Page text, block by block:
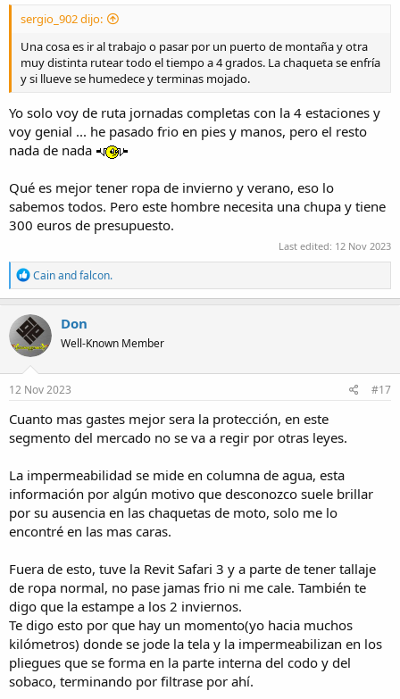
sergio_902 dijo:
Una cosa es ir al trabajo o pasar por un puerto de montaña y otra
muy distinta rutear todo el tiempo a 4 grados. La chaqueta se enfría
y si llueve se humedece y terminas mojado.
Yo solo voy de ruta jornadas completas con la 4 estaciones y
voy genial ... he pasado frio en pies y manos, pero el resto
nada de nada
Qué es mejor tener ropa de invierno y verano, eso lo
sabemos todos. Pero este hombre necesita una chupa y tiene
300 euros de presupuesto.
Last edited: 12 Nov 2023
R
e
a
c
t
i
o
n
s
Cainandfalcon.
Don
Well-Known Member
12 Nov 2023 #17
Cuanto mas gastes mejor sera la protección, en este
segmento del mercado no se va a regir por otras leyes.
La impermeabilidad se mide en columna de agua, esta
información por algún motivo que desconozco suele brillar
por su ausencia en las chaquetas de moto, solo me lo
encontré en las mas caras.
Fuera de esto, tuve la Revit Safari 3 y a parte de tener tallaje
de ropa normal, no pase jamas frio ni me cale. También te
digo que la estampe a los 2 inviernos.
Te digo esto por que hay un momento(yo hacia muchos
kilómetros) donde se jode la tela y la impermeabilizan en los
pliegues que se forma en la parte interna del codo y del
sobaco, terminando por filtrase por ahí.